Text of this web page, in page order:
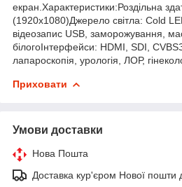
екран.Характеристики:Роздільна
(1920x1080)Джерело світла: Cold
відеозапис USB, заморожування,
білогоІнтерфейси: HDMI, SDI,
лапароскопія, урологія, ЛОР,
Приховати
Умови доставки
Нова Пошта
Доставка кур'єром Нової пошти